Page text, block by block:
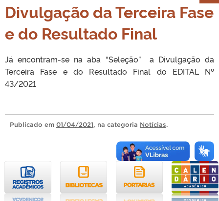
Divulgação da Terceira Fase
e do Resultado Final
Já encontram-se na aba “Seleção” a Divulgação da
Terceira Fase e do Resultado Final do EDITAL Nº
43/2021
Publicado em 01/04/2021, na categoria Notícias.